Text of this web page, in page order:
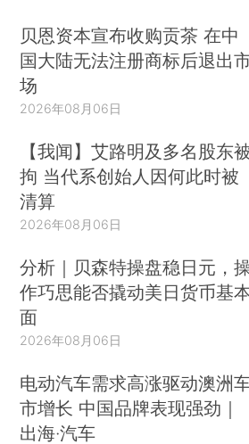
贝恩资本宣布收购贡茶 在中
国大陆无法注册商标后退出
场
2026年08月06日
【我闻】艾路明及多名股东
拘 当代系创始人因何此时被
清算
2026年08月06日
分析｜贝森特操盘稳日元，
作巧思能否撬动美日货币基
面
2026年08月06日
电动汽车需求高涨驱动澳洲
市增长 中国品牌表现强劲｜
出海·汽车